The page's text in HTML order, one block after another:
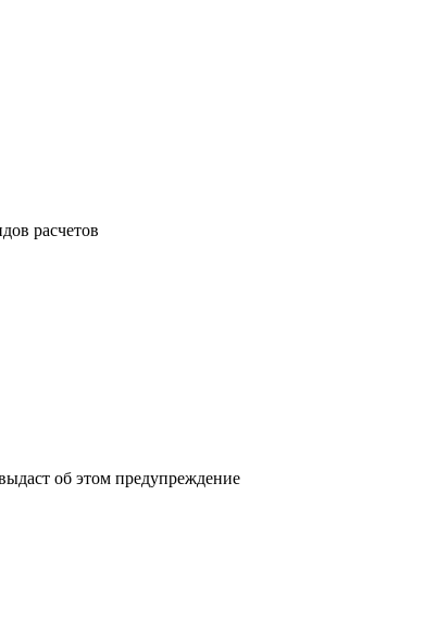
расчетов
об этом предупреждение